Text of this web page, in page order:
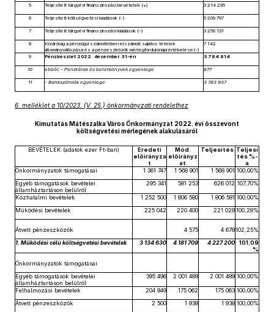
5 Teljesített tárgyévi finanszírozási bevételek (+) 3 214 295
6 Teljesített költségvetési kiadások (-) 5 209 767
7 Teljesített tárgyévi finanszírozási kiadások (-) 3 256 131
8
Kizárólag a pénzügyi számvitelben elszámolt sajátos tételek
állományváltozása és a pénzeszközök mérlegfordulónapi értékelése(-)
7 142
9 Pénzkészlet 2022. december 31-én 3 784 814
10 ebből: - Pénztárak és betétkönyvek egyenlege 877
11 - Bankszámlák egyenlege 3 783 937
6. melléklet a 10/2023. (V. 25.) önkormányzati rendelethez
Kimutatás Mátészalka Város Önkormányzat 2022. évi összevont
költségvetési mérlegének alakulásáról
BEVÉTELEK (adatok ezer Ft-ban)
Eredeti
előirányza
t
Mód.
előirányz
at
Teljesítés Teljesí
tés %-
a
Önkormányzatok támogatásai
1 361 747 1 568 901 1 568 901 100,00%
Egyéb támogatások bevételei
államháztartáson belülről
295 341 581 253 626 012 107,70%
Közhatalmi bevételek 1 252 500 1 806 580 1 806 581 100,00%
Működési bevételek
225 042 220 400 221 028100,28%
Átvett pénzeszközök 4 575 4 678102,25%
1. Működési célú költségvetési bevételek
3 134 630 4 181 709 4 227 200
101,09
%
Önkormányzatok támogatásai
Egyéb támogatások bevételei
államháztartáson belülről
395 496 2 001 489 2 001 489 100,00%
Felhalmozási bevételek 204 949 175 062 175 063 100,00%
Átvett pénzeszközök
2 500 1 938 1 938 100,00%